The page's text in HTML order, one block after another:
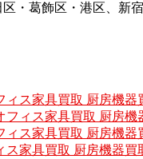
・葛飾区・港区、
ス家具買取 厨房機器
ィス家具買取 厨房機
ス家具買取 厨房機器
家具買取 厨房機器買